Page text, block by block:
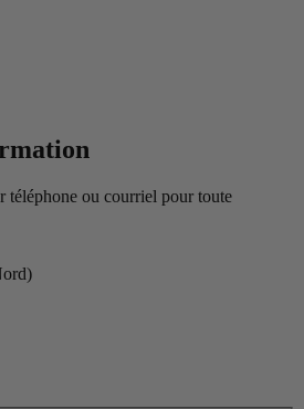
téléphone ou courriel pour toute